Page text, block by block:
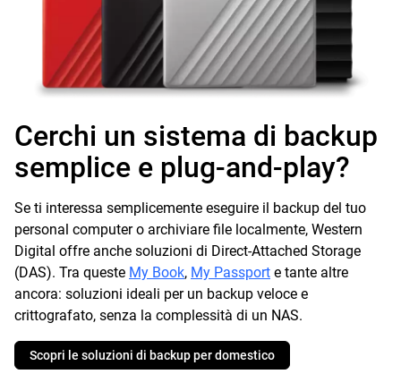
Cerchi un sistema di backup
semplice e plug-and-play?
Se ti interessa semplicemente eseguire il backup del tuo
personal computer o archiviare file localmente, Western
Digital offre anche soluzioni di Direct-Attached Storage
(DAS). Tra queste My Book, My Passport e tante altre
ancora: soluzioni ideali per un backup veloce e
crittografato, senza la complessità di un NAS.
Scopri le soluzioni di backup per domestico